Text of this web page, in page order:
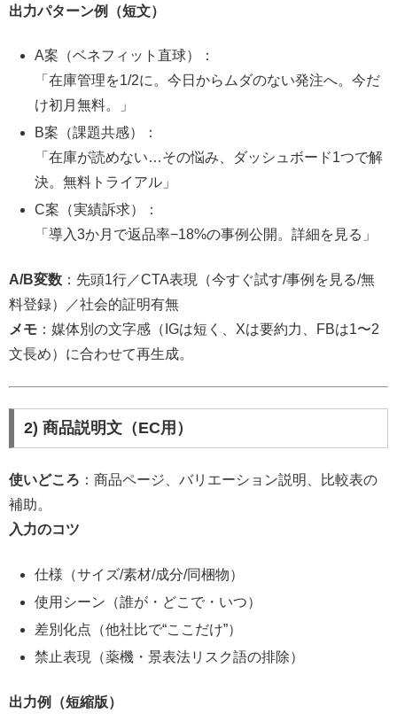
出力パターン例（短文）
A案（ベネフィット直球）：
「在庫管理を1/2に。今日からムダのない発注へ。今だ
け初月無料。」
B案（課題共感）：
「在庫が読めない…その悩み、ダッシュボード1つで解
決。無料トライアル」
C案（実績訴求）：
「導入3か月で返品率−18%の事例公開。詳細を見る」
A/B変数 ：先頭1行／CTA表現（今すぐ試す/事例を見る/無
料登録）／社会的証明有無
メモ ：媒体別の文字感（IGは短く、Xは要約力、FBは1〜2
文長め）に合わせて再生成。
2) 商品説明文（EC用）
使いどころ ：商品ページ、バリエーション説明、比較表の
補助。
入力のコツ
仕様（サイズ/素材/成分/同梱物）
使用シーン（誰が・どこで・いつ）
差別化点（他社比で“ここだけ”）
禁止表現（薬機・景表法リスク語の排除）
出力例（短縮版）